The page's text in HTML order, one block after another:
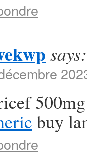
says:
buy